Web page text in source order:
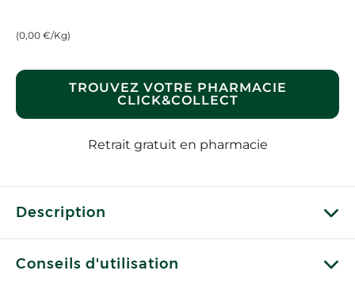
(0,00 €/Kg)
TROUVEZ VOTRE PHARMACIE
CLICK&COLLECT
Retrait gratuit en pharmacie
Description
Conseils d'utilisation